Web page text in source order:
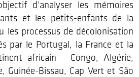
d’analyser les mémoires
et les petits-enfants de la
les processus de décolonisation
par le Portugal, la France et la
africain – Congo, Algérie,
Guinée-Bissau, Cap Vert et São